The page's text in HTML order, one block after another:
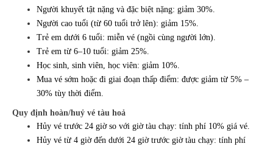
Người khuyết tật nặng và đặc biệt nặng: giảm 30%.
Người cao tuổi (từ 60 tuổi trở lên): giảm 15%.
Trẻ em dưới 6 tuổi: miễn vé (ngồi cùng người lớn).
Trẻ em từ 6–10 tuổi: giảm 25%.
Học sinh, sinh viên, học viên: giảm 10%.
Mua vé sớm hoặc đi giai đoạn thấp điểm: được giảm từ 5% –
30% tùy thời điểm.
Quy định hoàn/huỷ vé tàu hoả
Hủy vé trước 24 giờ so với giờ tàu chạy: tính phí 10% giá vé.
Hủy vé từ 4 giờ đến dưới 24 giờ trước giờ tàu chạy: tính phí